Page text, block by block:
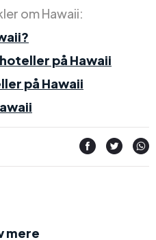
om Hawaii:
på Hawaii
på Hawaii
mere